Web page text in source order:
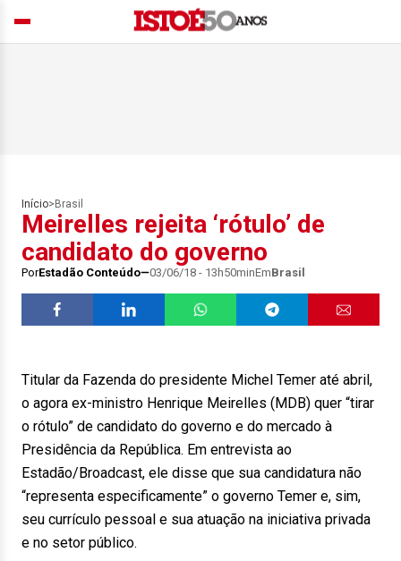
Início> Brasil
Meirelles rejeita ‘rótulo’ de
candidato do governo
PorEstadão Conteúdo 03/06/18 - 13h50minEmBrasil
Titular da Fazenda do presidente Michel Temer até abril,
o agora ex-ministro Henrique Meirelles (MDB) quer “tirar
o rótulo” de candidato do governo e do mercado à
Presidência da República. Em entrevista ao
Estadão/Broadcast, ele disse que sua candidatura não
“representa especificamente” o governo Temer e, sim,
seu currículo pessoal e sua atuação na iniciativa privada
e no setor público.